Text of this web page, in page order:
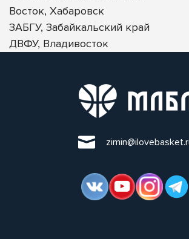
Восток, Хабаровск
ЗАБГУ, Забайкальский край
ДВФУ, Владивосток